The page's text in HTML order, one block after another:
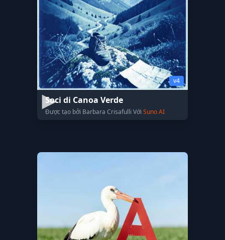
v4
Soci di Canoa Verde
Được tạo bởi Barbara Crisafulli Với Suno AI